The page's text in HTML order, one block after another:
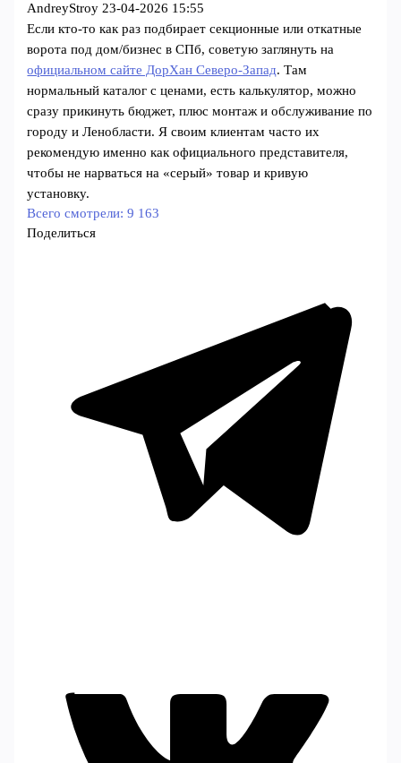
AndreyStroy 23-04-2026 15:55
Если кто-то как раз подбирает секционные или откатные
ворота под дом/бизнес в СПб, советую заглянуть на
официальном сайте ДорХан Северо-Запад. Там
нормальный каталог с ценами, есть калькулятор, можно
сразу прикинуть бюджет, плюс монтаж и обслуживание по
городу и Ленобласти. Я своим клиентам часто их
рекомендую именно как официального представителя,
чтобы не нарваться на «серый» товар и кривую
установку.
Всего смотрели: 9 163
Поделиться